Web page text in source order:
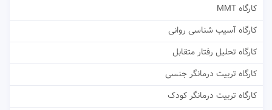
کارگاه MMT
کارگاه آسیب شناسی روانی
کارگاه تحلیل رفتار متقابل
کارگاه تربیت درمانگر جنسی
کارگاه تربیت درمانگر کودک